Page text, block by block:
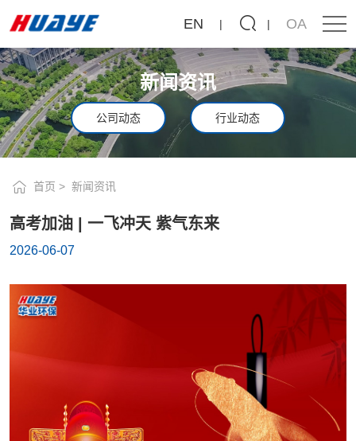
EN OA
高
考
加
油
|
一
飞
天
紫
气
东
新闻资讯
公司动态 行业动态
首页 新闻资讯
高考加油 | 一飞冲天 紫气东来
2026-06-07